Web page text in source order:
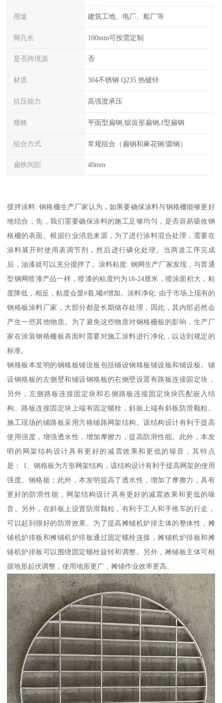
用途 建筑工地、电厂、船厂等
网孔长 100mm可按需定制
是否跨境源 否
材质 304不锈钢 Q235 热镀锌
抗压能力 高强度承压
规格 平面型扁钢,锯齿形扁钢,I型扁钢
组合方式 常规组合（扁钢和麻花钢/圆钢）
扁铁间距 40mm
搅拌涂料: 钢格栅生产厂家认为，如果要确保涂料与钢格栅能够更好
地结合，先，我们需要确保涂料的施工足够均匀，是否容易吸收钢
格栅的表面。根据行业消息来源，为了进行涂料混合处理，需要在
涂料展开时使用表调节剂，然后进行磷化处理。当两道工序完成
后，油漆就可以充分搅拌了。涂料粘度: 钢网生产厂家发现，与普通
型钢网喷漆产品一样，喷漆的粘度约为18-24厘米，喷涂面积大，粘
度降低，相反，粘度会显#着,曦#增加。涂料净化: 由于市场上现有的
钢格板涂料厂家，大部分都是长期储存处理，因此，其内部必然会
产生一些其他物质。为了避免这些物质对钢格栅板的影响，生产厂
家在涂装钢格栅板表面时需要对施工涂料进行净化，以达到规定的
标准。
钢格板本发明的钢格板铺设板包括铺设钢格板铺设板和铺设板。铺
设钢格板的左侧壁和铺设钢格板的右侧壁设置有路板连接固定块，
另外，左侧路板连接固定块和右侧路板连接固定块块匹配嵌入结
构。路板连接固定块上端有固定螺栓，斜板上端有斜板防滑颗粒。
施工现场的铺路板采用方格铺路网架结构。该结构设计有利于提高
使用强度，增强透水性，增加摩擦力，提高防滑性能。此外，本发
明的网架结构设计具有更好的减震效果和更低的噪音，其特点
是： 1、钢格板为方形网架结构，该结构设计有利于提高网架的使用
强度。钢格板；此外，本发明提高了透水性，增加了摩擦力，具有
更好的防滑性能，网架结构设计具有更好的减震效果和更低的噪
音。另外，在斜板上设置防滑颗粒，有利于工人和手推车的行走，
可以起到很好的防滑效果。为了提高摊铺机炉排主体的整体性，摊
铺机炉排板和摊铺机炉排板通过固定螺栓连接，摊铺机炉排板和摊
铺机炉排板可以围绕固定螺栓旋转和调整。另外，摊铺板主体可根
据地形起伏调整，使用地形更广，摊铺作业效率更高。